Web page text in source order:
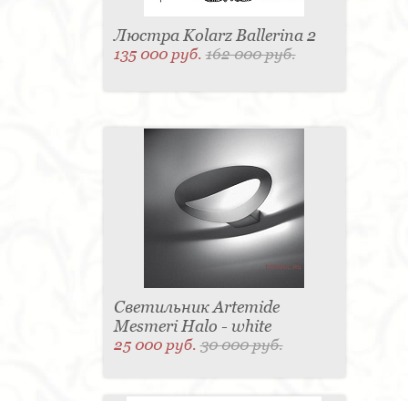
Люстра Kolarz Ballerina 2
135 000 руб.162 000 руб.
Светильник Artemide
Mesmeri Halo - white
25 000 руб.30 000 руб.